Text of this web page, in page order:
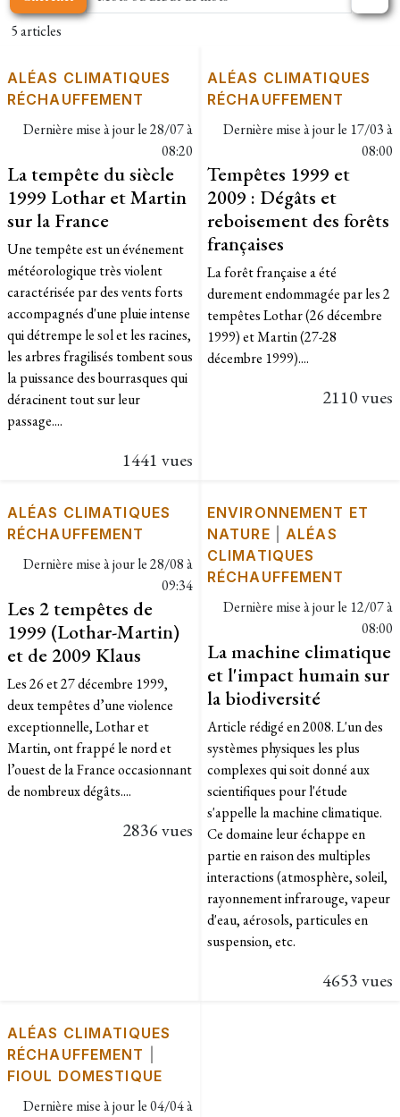
5 articles
ALÉAS CLIMATIQUES
RÉCHAUFFEMENT
Dernière mise à jour le28/07 à
08:20
La tempête du siècle
1999 Lothar et Martin
sur la France
Une tempête est un événement
météorologique très violent
caractérisée par des vents forts
accompagnés d'une pluie intense
qui détrempe le sol et les racines,
les arbres fragilisés tombent sous
la puissance des bourrasques qui
déracinent tout sur leur
passage....
1441 vues
ALÉAS CLIMATIQUES
RÉCHAUFFEMENT
Dernière mise à jour le 17/03 à
08:00
Tempêtes 1999 et
2009 : Dégâts et
reboisement des forêts
françaises
La forêt française a été
durement endommagée par les 2
tempêtes Lothar (26 décembre
1999) et Martin (27-28
décembre 1999)....
2110 vues
ALÉAS CLIMATIQUES
RÉCHAUFFEMENT
Dernière mise à jour le28/08 à
09:34
Les 2 tempêtes de
1999 (Lothar-Martin)
et de 2009 Klaus
Les 26 et 27 décembre 1999,
deux tempêtes d’une violence
exceptionnelle, Lothar et
Martin, ont frappé le nord et
l’ouest de la France occasionnant
de nombreux dégâts....
2836 vues
ENVIRONNEMENT ET
NATURE |ALÉAS
CLIMATIQUES
RÉCHAUFFEMENT
Dernière mise à jour le 12/07 à
08:00
La machine climatique
et l'impact humain sur
la biodiversité
Article rédigé en 2008. L'un des
systèmes physiques les plus
complexes qui soit donné aux
scientifiques pour l'étude
s'appelle la machine climatique.
Ce domaine leur échappe en
partie en raison des multiples
interactions (atmosphère, soleil,
rayonnement infrarouge, vapeur
d'eau, aérosols, particules en
suspension, etc.
4653 vues
ALÉAS CLIMATIQUES
RÉCHAUFFEMENT
FIOUL DOMESTIQUE
Dernière mise à jour le04/04 à